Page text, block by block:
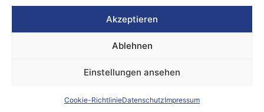
Akzeptieren
Ablehnen
Einstellungen ansehen
Cookie-RichtlinieDatenschutzImpressum
a
n